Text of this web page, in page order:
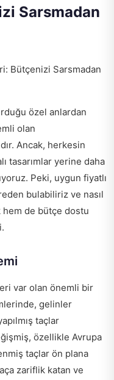
Sarsmadan
Bütçenizi Sarsmadan
özel anlardan
olan
Ancak, herkesin
tasarımlar yerine daha
Peki, uygun fiyatlı
bulabiliriz ve nasıl
hem de bütçe dostu
var olan önemli bir
gelinler
taçlar
özellikle Avrupa
taçlar ön plana
zariflik katan ve